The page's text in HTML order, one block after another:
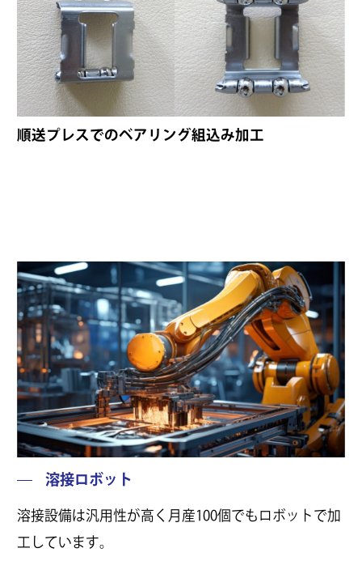
順送プレスでのベアリング組込み加工
溶接ロボット
溶接設備は汎用性が高く月産100個でもロボットで加
工しています。